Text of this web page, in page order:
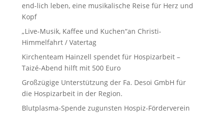
end-lich leben, eine musikalische Reise für Herz und
Kopf
„Live-Musik, Kaffee und Kuchen“an Christi-
Himmelfahrt / Vatertag
Kirchenteam Hainzell spendet für Hospizarbeit –
Taizé-Abend hilft mit 500 Euro
Großzügige Unterstützung der Fa. Desoi GmbH für
die Hospizarbeit in der Region.
Blutplasma-Spende zugunsten Hospiz-Förderverein